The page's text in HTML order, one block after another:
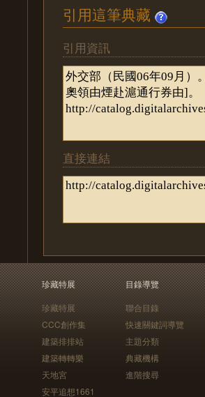
引用這筆典藏
引用資訊
直接連結
珍藏特展
珍藏特展
CCC創作集
建築排排站
建築轉轉樂
天地宮
安平追想1661
目錄導覽
聯合目錄
快速關鍵詞導覽
主題分類
典藏機構
進階搜尋